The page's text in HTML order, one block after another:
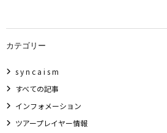
カテゴリー
s y n c a i s m
すべての記事
インフォメーション
ツアープレイヤー情報